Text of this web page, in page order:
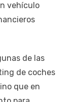
vehículo
de las
de coches
que en